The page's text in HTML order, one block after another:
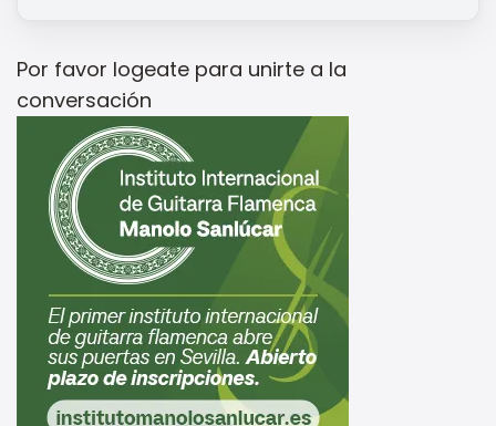
Por favor logeate para unirte a la
conversación